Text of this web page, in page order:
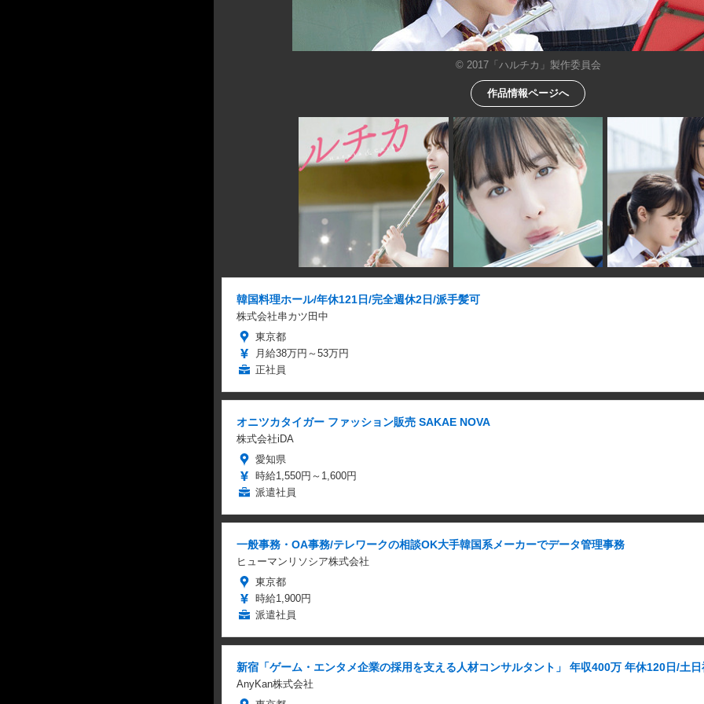
© 2017「ハルチカ」製作委員会
作品情報ページへ
韓国料理ホール/年休121日/完全週休2日/派手髪可
株式会社串カツ田中
東京都
月給38万円～53万円
正社員
オニツカタイガー ファッション販売 SAKAE NOVA
株式会社iDA
愛知県
時給1,550円～1,600円
派遣社員
一般事務・OA事務/テレワークの相談OK大手韓国系メーカーでデータ管理事務
ヒューマンリソシア株式会社
東京都
時給1,900円
派遣社員
新宿「ゲーム・エンタメ企業の採用を支える人材コンサルタント」 年収400万 年休120日/土日
AnyKan株式会社